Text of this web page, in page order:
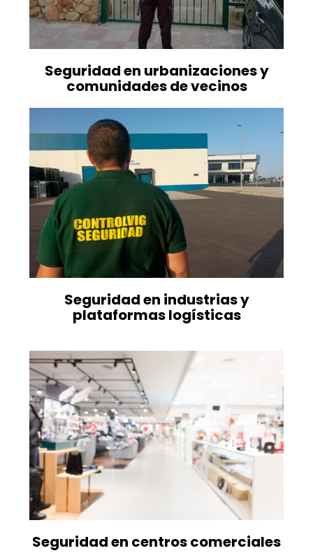
Seguridad en urbanizaciones y
comunidades de vecinos
Seguridad en industrias y
plataformas logísticas
Seguridad en centros comerciales